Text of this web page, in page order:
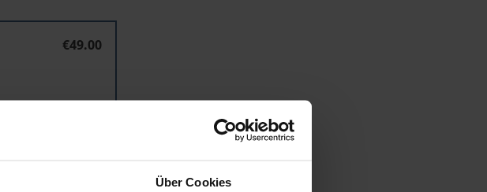
Über Cookies
€49.00